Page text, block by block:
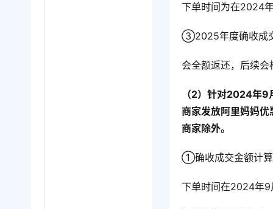
下单时间为在2024
③2025年度确收成
会全额返还，后续
（2）针对2024年
商家发放阿里妈妈
商家除外。
①确收成交金额计
下单时间在2024年